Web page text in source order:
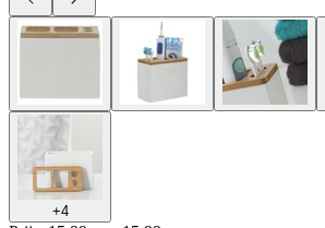
+4